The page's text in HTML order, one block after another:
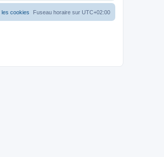
Fuseau horaire sur UTC+02:00
les cookies